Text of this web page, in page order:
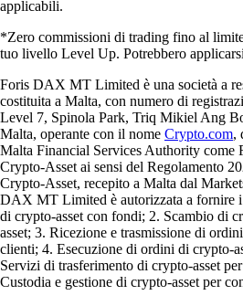
applicabili.
*Zero commissioni di trading fino al
tuo livello Level Up. Potrebbero
Foris DAX MT Limited è una società a
costituita a Malta, con numero di
Level 7, Spinola Park, Triq Mikiel Ang
Malta, operante con il nome Crypto.com,
Malta Financial Services Authority come
Crypto-Asset ai sensi del Regolamento
Crypto-Asset, recepito a Malta dal
DAX MT Limited è autorizzata a fornire
di crypto-asset con fondi; 2. Scambio di
asset; 3. Ricezione e trasmissione di
clienti; 4. Esecuzione di ordini di crypto-
Servizi di trasferimento di crypto-asset
Custodia e gestione di crypto-asset per